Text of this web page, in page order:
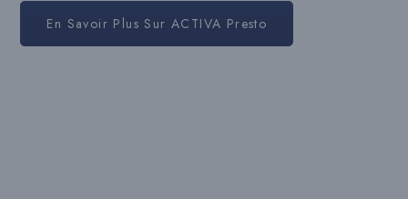
En Savoir Plus Sur ACTIVA Presto